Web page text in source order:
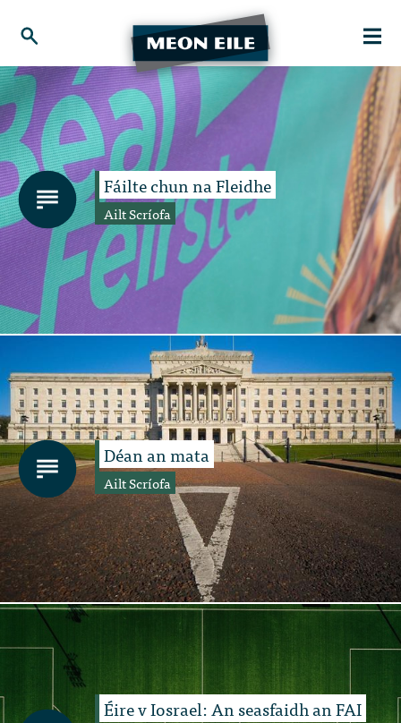
Fáilte chun na Fleidhe
Ailt Scríofa
Déan an mata
Ailt Scríofa
Éire v Iosrael: An seasfaidh an FAI